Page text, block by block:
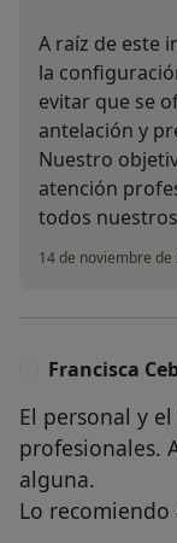
A raíz de este
la
evitar que se
antelación y
Nuestro
atención
todos
14 de noviembre de
Francisca
El personal y
profesionales.
alguna.
Lo recomiendo